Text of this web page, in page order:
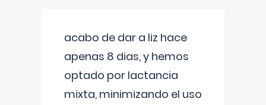
acabo de dar a liz hace
apenas 8 dias, y hemos
optado por lactancia
mixta, minimizando el uso